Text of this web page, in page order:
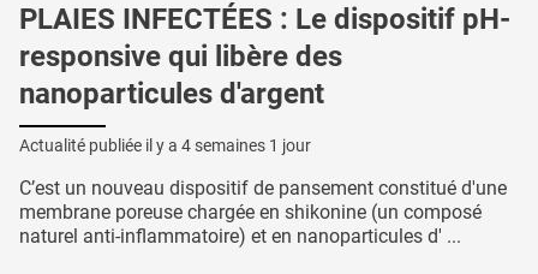
PLAIES INFECTÉES : Le dispositif pH-
responsive qui libère des
nanoparticules d'argent
Actualité publiée il y a 4 semaines 1 jour
C’est un nouveau dispositif de pansement constitué d'une
membrane poreuse chargée en shikonine (un composé
naturel anti-inflammatoire) et en nanoparticules d' ...